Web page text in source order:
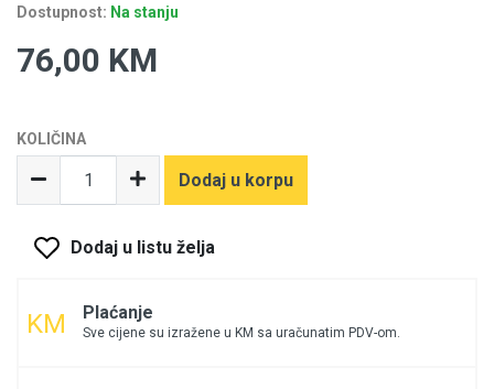
Dostupnost: Na stanju
76,00 KM
KOLIČINA
Dodaj u korpu
Dodaj u listu želja
Plaćanje
Sve cijene su izražene u KM sa uračunatim PDV-om.